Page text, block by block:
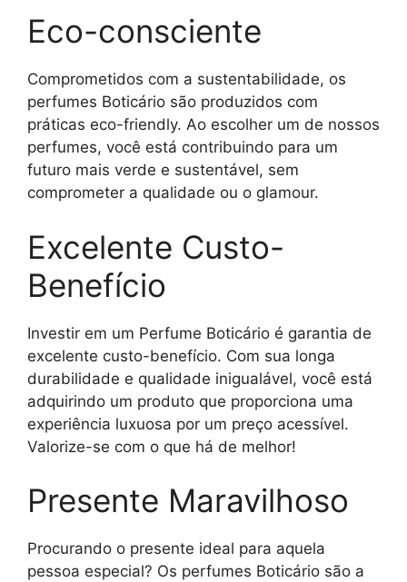
Eco-consciente
Comprometidos com a sustentabilidade, os
perfumes Boticário são produzidos com
práticas eco-friendly. Ao escolher um de nossos
perfumes, você está contribuindo para um
futuro mais verde e sustentável, sem
comprometer a qualidade ou o glamour.
Excelente Custo-
Benefício
Investir em um Perfume Boticário é garantia de
excelente custo-benefício. Com sua longa
durabilidade e qualidade inigualável, você está
adquirindo um produto que proporciona uma
experiência luxuosa por um preço acessível.
Valorize-se com o que há de melhor!
Presente Maravilhoso
Procurando o presente ideal para aquela
pessoa especial? Os perfumes Boticário são a